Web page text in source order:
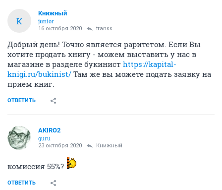
К
Книжный
junior
16 октября 2020 transs
Добрый день! Точно является раритетом. Если Вы
хотите продать книгу - можем выставить у нас в
магазине в разделе букинист https://kapital-
knigi.ru/bukinist/ Там же вы можете подать заявку на
прием книг.
ОТВЕТИТЬ
AKIRO2
guru
23 октября 2020 Книжный
комиссия 55%?
ОТВЕТИТЬ